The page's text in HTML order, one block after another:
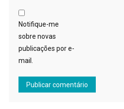
Notifique-me
sobre novas
publicações por e-
mail.